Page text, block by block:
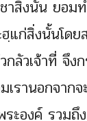
าสิ่งนั้น ยอมท
แก่สิ่งนั้นโด
กลัวเจ้าที่ จึง
รานอกจากจ
ระองค์ รวมถึ